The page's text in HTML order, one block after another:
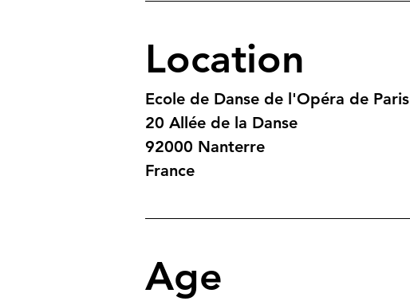
Location
Ecole de Danse de l'Opéra de Paris
20 Allée de la Danse
92000 Nanterre
France
Age